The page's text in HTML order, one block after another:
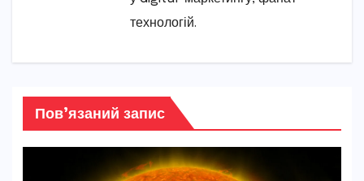
технологій.
Пов’язаний запис